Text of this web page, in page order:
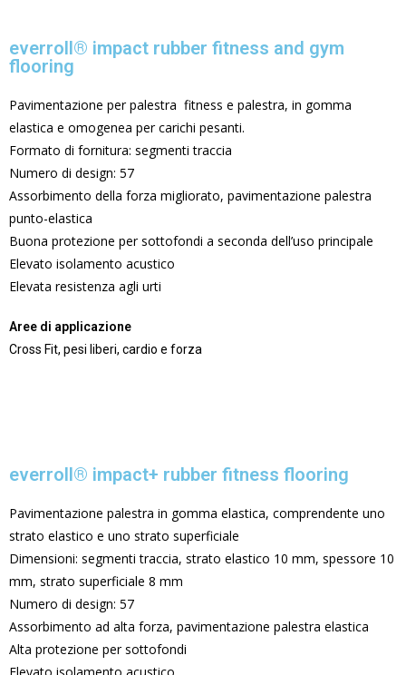
everroll® impact rubber fitness and gym
flooring
Pavimentazione per palestra fitness e palestra, in gomma
elastica e omogenea per carichi pesanti.
Formato di fornitura: segmenti traccia
Numero di design: 57
Assorbimento della forza migliorato, pavimentazione palestra
punto-elastica
Buona protezione per sottofondi a seconda dell’uso principale
Elevato isolamento acustico
Elevata resistenza agli urti
Aree di applicazione
Cross Fit, pesi liberi, cardio e forza
everroll® impact+ rubber fitness flooring
Pavimentazione palestra in gomma elastica, comprendente uno
strato elastico e uno strato superficiale
Dimensioni: segmenti traccia, strato elastico 10 mm, spessore 10
mm, strato superficiale 8 mm
Numero di design: 57
Assorbimento ad alta forza, pavimentazione palestra elastica
Alta protezione per sottofondi